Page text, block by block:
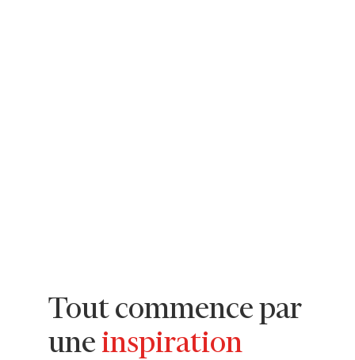
Tout commence par
une inspiration